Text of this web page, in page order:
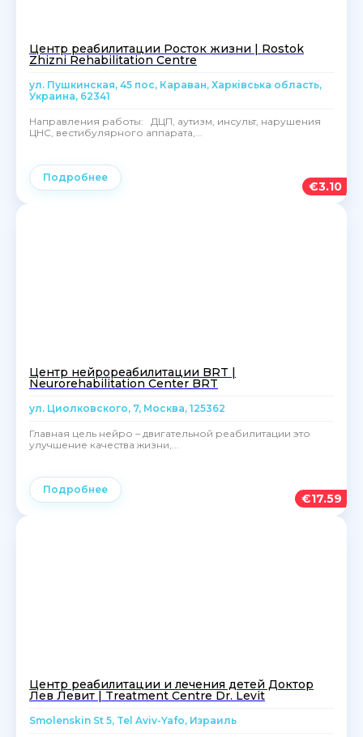
€3.10
Центр реабилитации Росток жизни | Rostok
Zhizni Rehabilitation Centre
ул. Пушкинская, 45 пос, Караван, Харківська область,
Украина, 62341
Направления работы: ДЦП, аутизм, инсульт, нарушения
ЦНС, вестибулярного аппарата,...
Подробнее
€17.59
Центр нейрореабилитации BRT |
Neurorehabilitation Center BRT
ул. Циолковского, 7, Москва, 125362
Главная цель нейро – двигательной реабилитации это
улучшение качества жизни,...
Подробнее
Центр реабилитации и лечения детей Доктор
Лев Левит | Treatment Centre Dr. Levit
Smolenskin St 5, Tel Aviv-Yafo, Израиль